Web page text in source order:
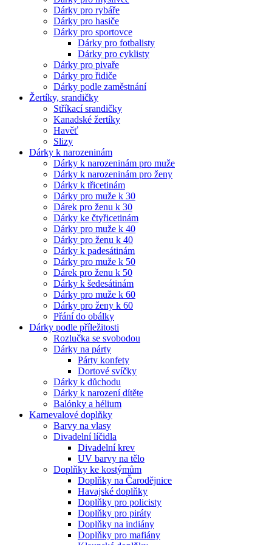
Dárky pro rybáře
Dárky pro hasiče
Dárky pro sportovce
Dárky pro fotbalisty
Dárky pro cyklisty
Dárky pro pivaře
Dárky pro řidiče
Dárky podle zaměstnání
Žertíky, srandičky
Stříkací srandičky
Kanadské žertíky
Havěť
Slizy
Dárky k narozeninám
Dárky k narozeninám pro muže
Dárky k narozeninám pro ženy
Dárky k třicetinám
Dárky pro muže k 30
Dárek pro ženu k 30
Dárky ke čtyřicetinám
Dárky pro muže k 40
Dárky pro ženu k 40
Dárky k padesátinám
Dárky pro muže k 50
Dárek pro ženu k 50
Dárky k šedesátinám
Dárky pro muže k 60
Dárky pro ženy k 60
Přání do obálky
Dárky podle příležitosti
Rozlučka se svobodou
Dárky na párty
Párty konfety
Dortové svíčky
Dárky k důchodu
Dárky k narození dítěte
Balónky a hélium
Karnevalové doplňky
Barvy na vlasy
Divadelní líčidla
Divadelní krev
UV barvy na tělo
Doplňky ke kostýmům
Doplňky na Čarodějnice
Havajské doplňky
Doplňky pro policisty
Doplňky pro piráty
Doplňky na indiány
Doplňky pro mafiány